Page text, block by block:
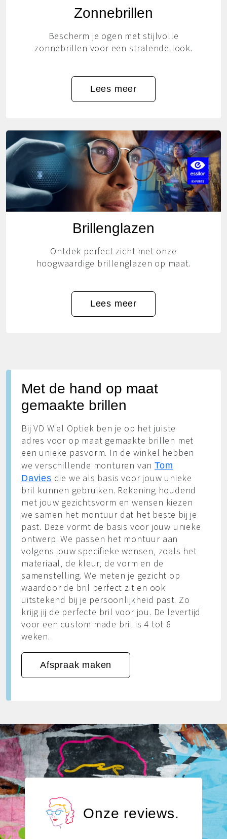
Zonnebrillen
Bescherm je ogen met stijlvolle
zonnebrillen voor een stralende look.
Lees meer
Brillenglazen
Ontdek perfect zicht met onze
hoogwaardige brillenglazen op maat.
Lees meer
Met de hand op maat
gemaakte brillen
Bij VD Wiel Optiek ben je op het juiste
adres voor op maat gemaakte brillen met
een unieke pasvorm. In de winkel hebben
we verschillende monturen vanTom
Daviesdie we als basis voor jouw unieke
bril kunnen gebruiken. Rekening houdend
met jouw gezichtsvorm en wensen kiezen
we samen het montuur dat het beste bij je
past. Deze vormt de basis voor jouw unieke
ontwerp. We passen het montuur aan
volgens jouw specifieke wensen, zoals het
materiaal, de kleur, de vorm en de
samenstelling. We meten je gezicht op
waardoor de bril perfect zit en ook
uitstekend bij je persoonlijkheid past. Zo
krijg jij de perfecte bril voor jou. De levertijd
voor een custom made bril is 4 tot 8
weken.
Afspraak maken
Onze reviews.